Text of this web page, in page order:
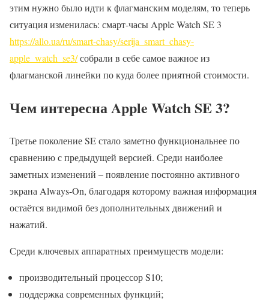
этим нужно было идти к флагманским моделям, то теперь
ситуация изменилась: смарт-часы Apple Watch SE 3
https://allo.ua/ru/smart-chasy/serija_smart_chasy-
apple_watch_se3/собрали в себе самое важное из
флагманской линейки по куда более приятной стоимости.
Чем интересна Apple Watch SE 3?
Третье поколение SE стало заметно функциональнее по
сравнению с предыдущей версией. Среди наиболее
заметных изменений – появление постоянно активного
экрана Always-On, благодаря которому важная информация
остаётся видимой без дополнительных движений и
нажатий.
Среди ключевых аппаратных преимуществ модели:
производительный процессор S10;
поддержка современных функций;